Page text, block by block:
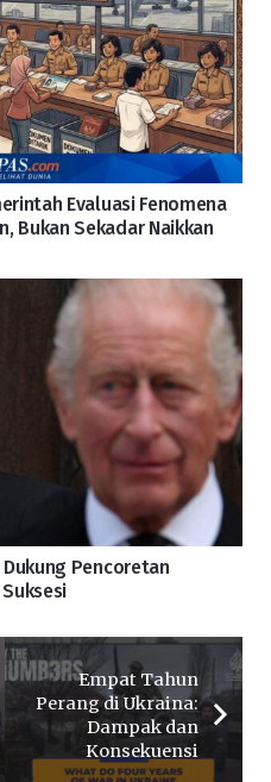
Evaluasi Fenomena
Bukan Sekadar Naikkan
Pencoretan
Empat Tahun
Perang di Ukraina:
Dampak dan
Konsekuensi